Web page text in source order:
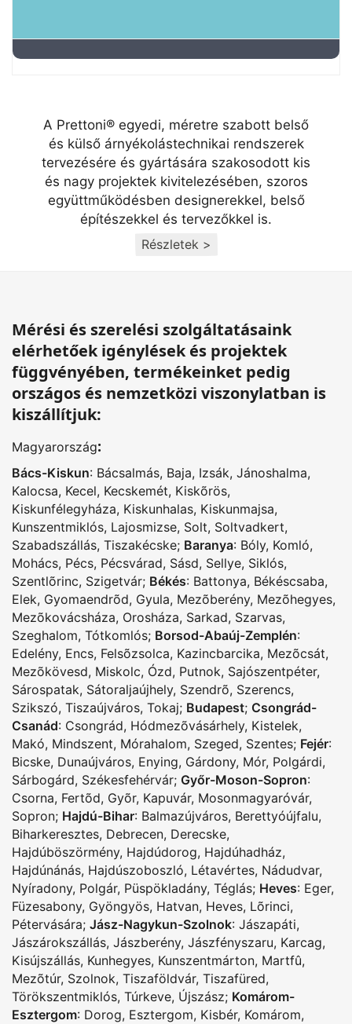
A Prettoni® egyedi, méretre szabott belső
és külső árnyékolástechnikai rendszerek
tervezésére és gyártására szakosodott kis
és nagy projektek kivitelezésében, szoros
együttműködésben designerekkel, belső
építészekkel és tervezőkkel is.
Részletek >
Mérési és szerelési szolgáltatásaink
elérhetőek igénylések és projektek
függvényében, termékeinket pedig
országos és nemzetközi viszonylatban is
kiszállítjuk:
Magyarország:
Bács-Kiskun: Bácsalmás, Baja, Izsák, Jánoshalma,
Kalocsa, Kecel, Kecskemét, Kiskõrös,
Kiskunfélegyháza, Kiskunhalas, Kiskunmajsa,
Kunszentmiklós, Lajosmizse, Solt, Soltvadkert,
Szabadszállás, Tiszakécske; Baranya: Bóly, Komló,
Mohács, Pécs, Pécsvárad, Sásd, Sellye, Siklós,
Szentlõrinc, Szigetvár; Békés: Battonya, Békéscsaba,
Elek, Gyomaendrõd, Gyula, Mezõberény, Mezõhegyes,
Mezõkovácsháza, Orosháza, Sarkad, Szarvas,
Szeghalom, Tótkomlós; Borsod-Abaúj-Zemplén:
Edelény, Encs, Felsõzsolca, Kazincbarcika, Mezõcsát,
Mezõkövesd, Miskolc, Ózd, Putnok, Sajószentpéter,
Sárospatak, Sátoraljaújhely, Szendrõ, Szerencs,
Szikszó, Tiszaújváros, Tokaj; Budapest; Csongrád-
Csanád: Csongrád, Hódmezõvásárhely, Kistelek,
Makó, Mindszent, Mórahalom, Szeged, Szentes; Fejér:
Bicske, Dunaújváros, Enying, Gárdony, Mór, Polgárdi,
Sárbogárd, Székesfehérvár; Győr-Moson-Sopron:
Csorna, Fertõd, Gyõr, Kapuvár, Mosonmagyaróvár,
Sopron; Hajdú-Bihar: Balmazújváros, Berettyóújfalu,
Biharkeresztes, Debrecen, Derecske,
Hajdúböszörmény, Hajdúdorog, Hajdúhadház,
Hajdúnánás, Hajdúszoboszló, Létavértes, Nádudvar,
Nyíradony, Polgár, Püspökladány, Téglás; Heves: Eger,
Füzesabony, Gyöngyös, Hatvan, Heves, Lõrinci,
Pétervására; Jász-Nagykun-Szolnok: Jászapáti,
Jászárokszállás, Jászberény, Jászfényszaru, Karcag,
Kisújszállás, Kunhegyes, Kunszentmárton, Martfû,
Mezõtúr, Szolnok, Tiszaföldvár, Tiszafüred,
Törökszentmiklós, Túrkeve, Újszász; Komárom-
Esztergom: Dorog, Esztergom, Kisbér, Komárom,